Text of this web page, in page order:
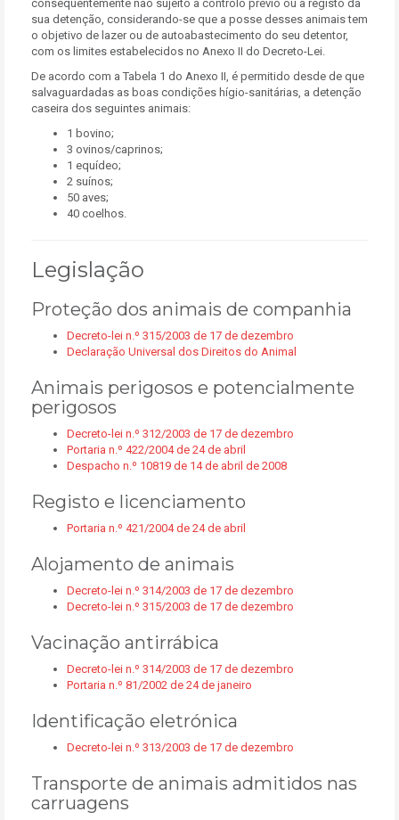
consequentemente não sujeito a controlo prévio ou a registo da
sua detenção, considerando-se que a posse desses animais tem
o objetivo de lazer ou de autoabastecimento do seu detentor,
com os limites estabelecidos no Anexo II do Decreto-Lei.
De acordo com a Tabela 1 do Anexo II, é permitido desde de que
salvaguardadas as boas condições hígio-sanitárias, a detenção
caseira dos seguintes animais:
1 bovino;
3 ovinos/caprinos;
1 equídeo;
2 suínos;
50 aves;
40 coelhos.
Legislação
Proteção dos animais de companhia
Decreto-lei n.º 315/2003 de 17 de dezembro
Declaração Universal dos Direitos do Animal
Animais perigosos e potencialmente
perigosos
Decreto-lei n.º 312/2003 de 17 de dezembro
Portaria n.º 422/2004 de 24 de abril
Despacho n.º 10819 de 14 de abril de 2008
Registo e licenciamento
Portaria n.º 421/2004 de 24 de abril
Alojamento de animais
Decreto-lei n.º 314/2003 de 17 de dezembro
Decreto-lei n.º 315/2003 de 17 de dezembro
Vacinação antirrábica
Decreto-lei n.º 314/2003 de 17 de dezembro
Portaria n.º 81/2002 de 24 de janeiro
Identificação eletrónica
Decreto-lei n.º 313/2003 de 17 de dezembro
Transporte de animais admitidos nas
carruagens